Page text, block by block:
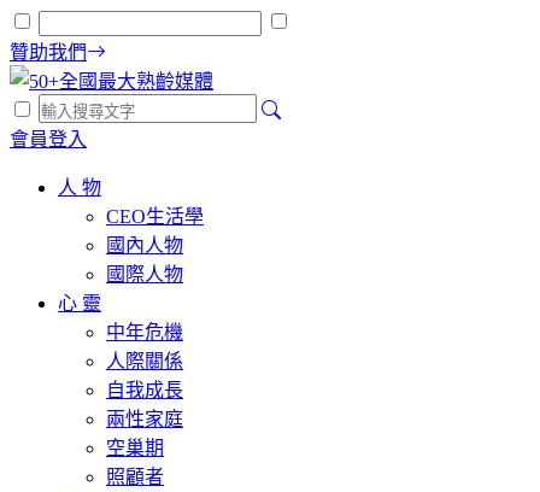
贊助我們
會員登入
人 物
CEO生活學
國內人物
國際人物
心 靈
中年危機
人際關係
自我成長
兩性家庭
空巢期
照顧者